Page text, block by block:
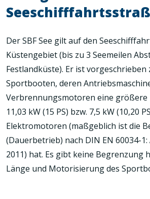
Der SBF See gilt auf den
Küstengebiet (bis zu 3 Seemeilen
Festlandküste). Er ist vorgeschrieben
Sportbooten, deren
Verbrennungsmotoren eine größere
11,03 kW (15 PS) bzw. 7,5 kW (10,20
Elektromotoren (maßgeblich ist die
(Dauerbetrieb) nach DIN EN 60034-
2011) hat. Es gibt keine Begrenzung
Länge und Motorisierung des